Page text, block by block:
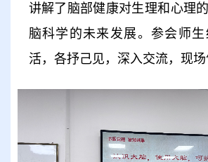
讲解了脑部健康对生理和心理
脑科学的未来发展。参会师
活，各抒己见，深入交流，现场